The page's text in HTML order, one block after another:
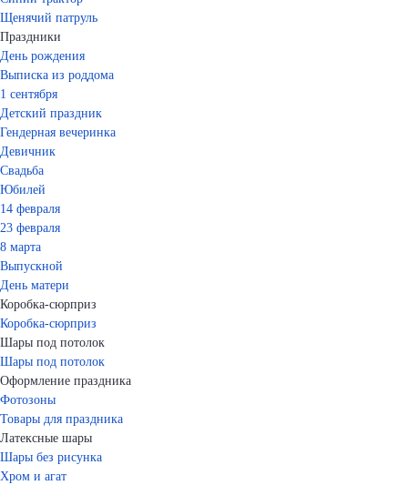
Щенячий патруль
Праздники
День рождения
Выписка из роддома
1 сентября
Детский праздник
Гендерная вечеринка
Девичник
Свадьба
Юбилей
14 февраля
23 февраля
8 марта
Выпускной
День матери
Коробка-сюрприз
Коробка-сюрприз
Шары под потолок
Шары под потолок
Оформление праздника
Фотозоны
Товары для праздника
Латексные шары
Шары без рисунка
Хром и агат